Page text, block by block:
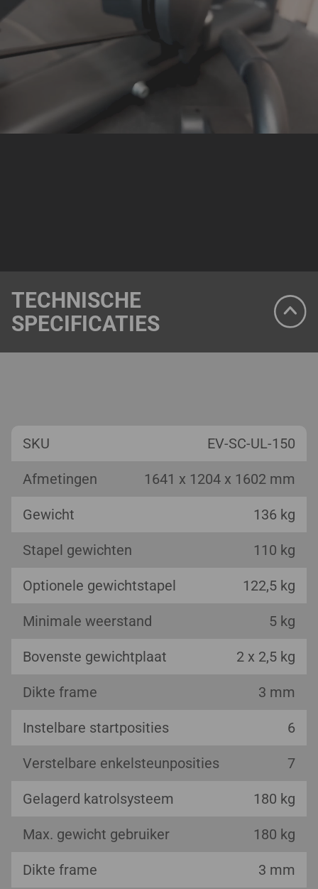
TECHNISCHE
SPECIFICATIES
SKU EV-SC-UL-150
Afmetingen 1641 x 1204 x 1602 mm
Gewicht 136 kg
Stapel gewichten 110 kg
Optionele gewichtstapel 122,5 kg
Minimale weerstand 5 kg
Bovenste gewichtplaat 2 x 2,5 kg
Dikte frame 3 mm
Instelbare startposities 6
Verstelbare enkelsteunposities 7
Gelagerd katrolsysteem 180 kg
Max. gewicht gebruiker 180 kg
Dikte frame 3 mm